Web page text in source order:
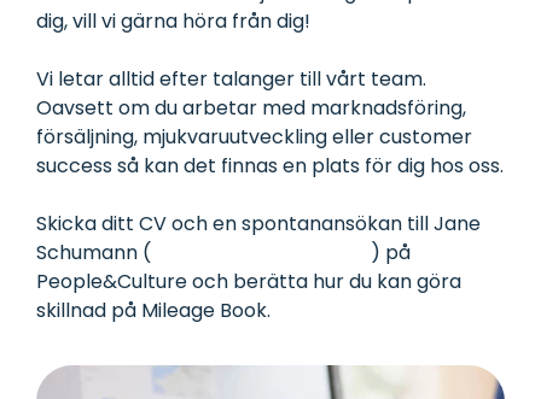
dig, vill vi gärna höra från dig!
Vi letar alltid efter talanger till vårt team.
Oavsett om du arbetar med marknadsföring,
försäljning, mjukvaruutveckling eller customer
success så kan det finnas en plats för dig hos oss.
Skicka ditt CV och en spontanansökan till Jane
Schumann (
) på
People&Culture och berätta hur du kan göra
skillnad på Mileage Book.